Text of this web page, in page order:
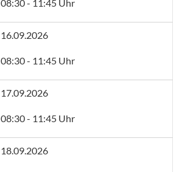
08:30 - 11:45 Uhr
16.09.2026
08:30 - 11:45 Uhr
17.09.2026
08:30 - 11:45 Uhr
18.09.2026